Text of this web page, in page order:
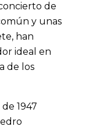
de
y unas
han
ideal en
de los
1947